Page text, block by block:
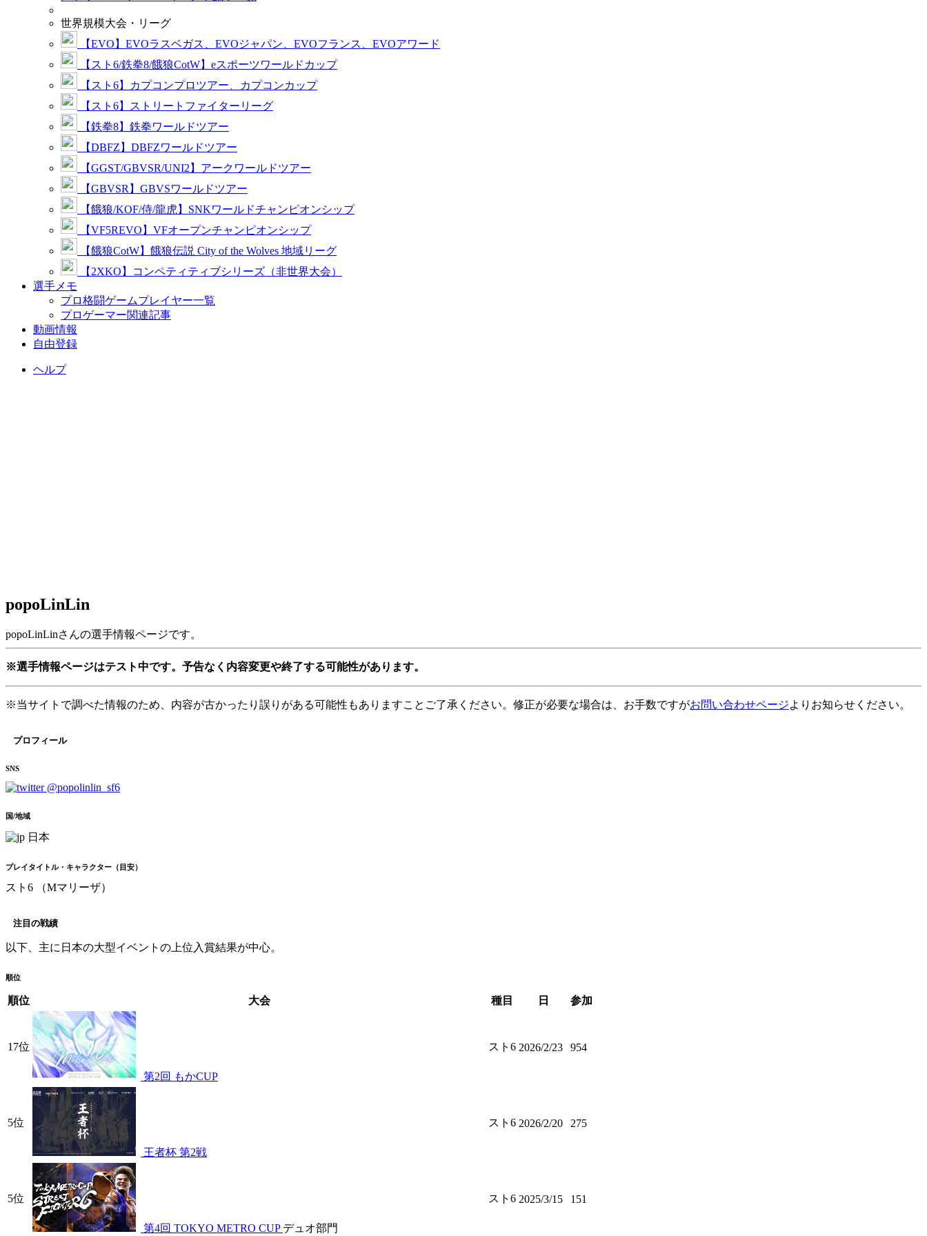
世界規模大会・リーグ
【EVO】EVOラスベガス、EVOジャパン、EVOフランス、EVOアワード
【スト6/鉄拳8/餓狼CotW】eスポーツワールドカップ
【スト6】カプコンプロツアー、カプコンカップ
【スト6】ストリートファイターリーグ
【鉄拳8】鉄拳ワールドツアー
【DBFZ】DBFZワールドツアー
【GGST/GBVSR/UNI2】アークワールドツアー
【GBVSR】GBVSワールドツアー
【餓狼/KOF/侍/龍虎】SNKワールドチャンピオンシップ
【VF5REVO】VFオープンチャンピオンシップ
【餓狼CotW】餓狼伝説 City of the Wolves 地域リーグ
【2XKO】コンペティティブシリーズ（非世界大会）
選手メモ
プロ格闘ゲームプレイヤー一覧
プロゲーマー関連記事
動画情報
自由登録
ヘルプ
popoLinLin
popoLinLinさんの選手情報ページです。
※選手情報ページはテスト中です。予告なく内容変更や終了する可能性があります。
※当サイトで調べた情報のため、内容が古かったり誤りがある可能性もありますことご了承ください。修正が必要な場合は、お手数ですがお問い合わせページよりお知らせください。
プロフィール
SNS
@popolinlin_sf6
国/地域
日本
プレイタイトル・キャラクター（目安）
スト6 （Mマリーザ）
注目の戦績
以下、主に日本の大型イベントの上位入賞結果が中心。
順位
順位 大会 種目 日 参加
17位
第2回 もかCUP
スト6 2026/2/23 954
5位
王者杯 第2戦
スト6 2026/2/20 275
5位
第4回 TOKYO METRO CUP デュオ部門
スト6 2025/3/15 151